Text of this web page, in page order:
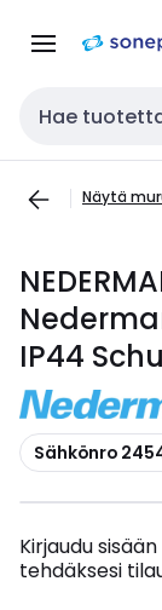
navigointiin
Haku
Näytä
IP44
Kopioi
Sähkönro
Kirjaudu
tehdäksesi